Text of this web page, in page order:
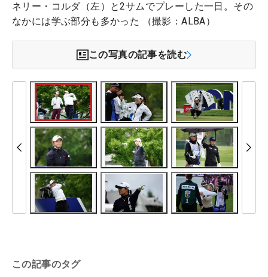
ネリー・コルダ（左）と2サムでプレーした一日。その
なかには学ぶ部分も多かった （撮影：ALBA）
この写真の記事を読む
この記事のタグ